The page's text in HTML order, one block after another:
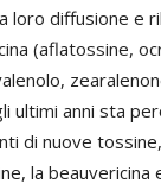
loro diffusione e
(aflatossine,
ultimi anni sta
di nuove
la beauvericina